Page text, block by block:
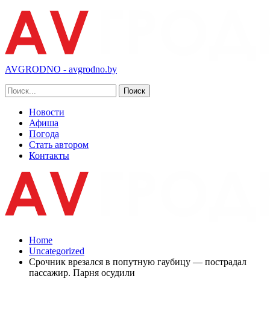
AVGRODNO - avgrodno.by
Новости
Афиша
Погода
Стать автором
Контакты
Home
Uncategorized
Срочник врезался в попутную гаубицу — пострадал
пассажир. Парня осудили